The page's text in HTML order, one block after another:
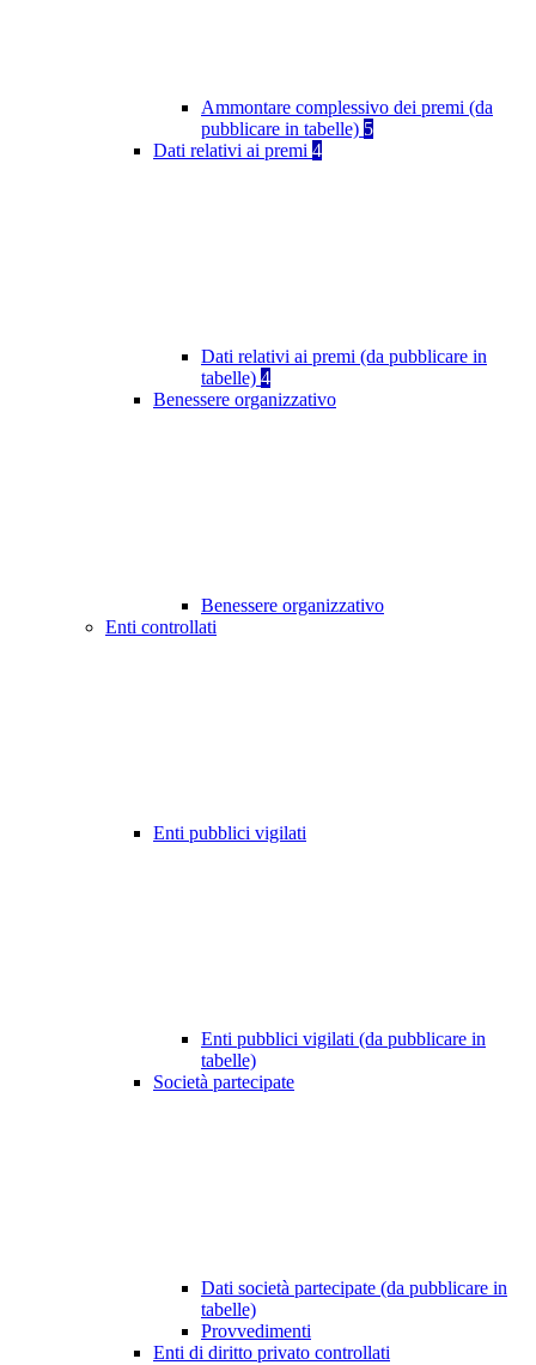
Ammontare complessivo dei premi (da
pubblicare in tabelle) 5
Dati relativi ai premi 4
Dati relativi ai premi (da pubblicare in
tabelle) 4
Benessere organizzativo
Benessere organizzativo
Enti controllati
Enti pubblici vigilati
Enti pubblici vigilati (da pubblicare in
tabelle)
Società partecipate
Dati società partecipate (da pubblicare in
tabelle)
Provvedimenti
Enti di diritto privato controllati